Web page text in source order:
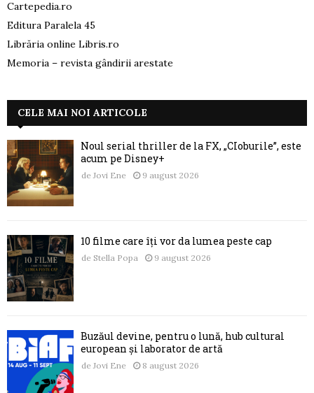
Cartepedia.ro
Editura Paralela 45
Librăria online Libris.ro
Memoria – revista gândirii arestate
CELE MAI NOI ARTICOLE
Noul serial thriller de la FX, „CIoburile”, este
acum pe Disney+
de Jovi Ene 9 august 2026
10 filme care îți vor da lumea peste cap
de Stella Popa 9 august 2026
Buzăul devine, pentru o lună, hub cultural
european și laborator de artă
de Jovi Ene 8 august 2026